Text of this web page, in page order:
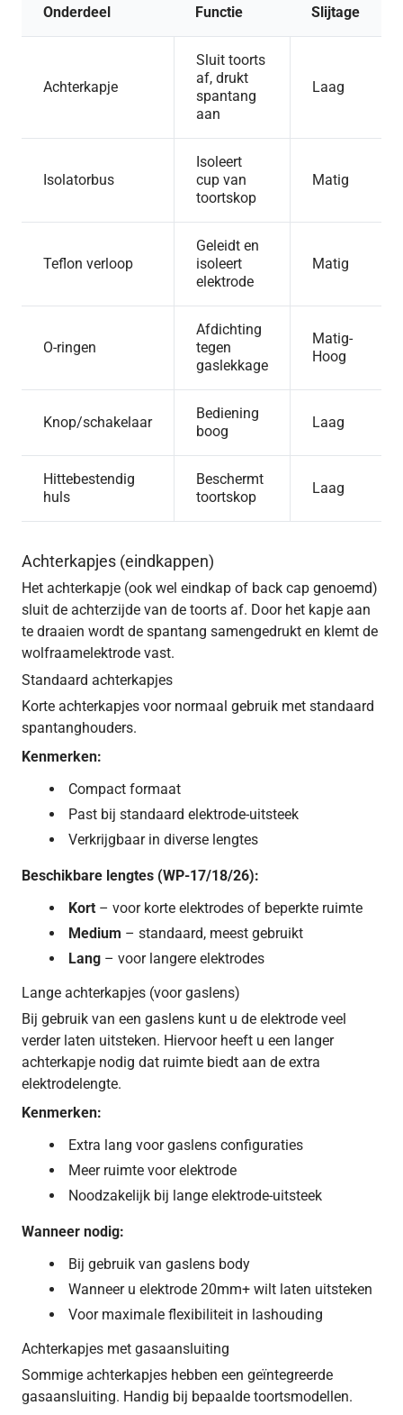
Onderdeel Functie Slijtage
Achterkapje
Sluit toorts
af, drukt
spantang
aan
Laag
Isolatorbus
Isoleert
cup van
toortskop
Matig
Teflon verloop
Geleidt en
isoleert
elektrode
Matig
O-ringen
Afdichting
tegen
gaslekkage
Matig-
Hoog
Knop/schakelaar
Bediening
boog
Laag
Hittebestendig
huls
Beschermt
toortskop
Laag
Achterkapjes (eindkappen)
Het achterkapje (ook wel eindkap of back cap genoemd)
sluit de achterzijde van de toorts af. Door het kapje aan
te draaien wordt de spantang samengedrukt en klemt de
wolfraamelektrode vast.
Standaard achterkapjes
Korte achterkapjes voor normaal gebruik met standaard
spantanghouders.
Kenmerken:
Compact formaat
Past bij standaard elektrode-uitsteek
Verkrijgbaar in diverse lengtes
Beschikbare lengtes (WP-17/18/26):
Kort – voor korte elektrodes of beperkte ruimte
Medium – standaard, meest gebruikt
Lang – voor langere elektrodes
Lange achterkapjes (voor gaslens)
Bij gebruik van een gaslens kunt u de elektrode veel
verder laten uitsteken. Hiervoor heeft u een langer
achterkapje nodig dat ruimte biedt aan de extra
elektrodelengte.
Kenmerken:
Extra lang voor gaslens configuraties
Meer ruimte voor elektrode
Noodzakelijk bij lange elektrode-uitsteek
Wanneer nodig:
Bij gebruik van gaslens body
Wanneer u elektrode 20mm+ wilt laten uitsteken
Voor maximale flexibiliteit in lashouding
Achterkapjes met gasaansluiting
Sommige achterkapjes hebben een geïntegreerde
gasaansluiting. Handig bij bepaalde toortsmodellen.